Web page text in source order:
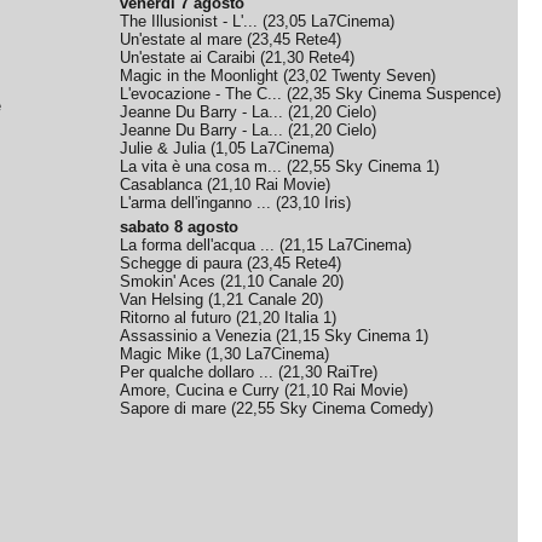
The Illusionist - L'... (23,05 La7Cinema)
Un'estate al mare (23,45 Rete4)
Un'estate ai Caraibi (21,30 Rete4)
Magic in the Moonlight (23,02 Twenty Seven)
L'evocazione - The C... (22,35 Sky Cinema Suspence)
Jeanne Du Barry - La... (21,20 Cielo)
Jeanne Du Barry - La... (21,20 Cielo)
Julie & Julia(1,05 La7Cinema)
La vita è una cosa m... (22,55 Sky Cinema 1)
Casablanca(21,10 Rai Movie)
L'arma dell'inganno ... (23,10 Iris)
sabato 8 agosto
La forma dell'acqua ... (21,15 La7Cinema)
Schegge di paura(23,45 Rete4)
Smokin' Aces (21,10 Canale 20)
Van Helsing (1,21 Canale 20)
Ritorno al futuro (21,20 Italia 1)
Assassinio a Venezia(21,15 Sky Cinema 1)
Magic Mike (1,30 La7Cinema)
Per qualche dollaro ... (21,30 RaiTre)
Amore, Cucina e Curry (21,10 Rai Movie)
Sapore di mare (22,55 Sky Cinema Comedy)